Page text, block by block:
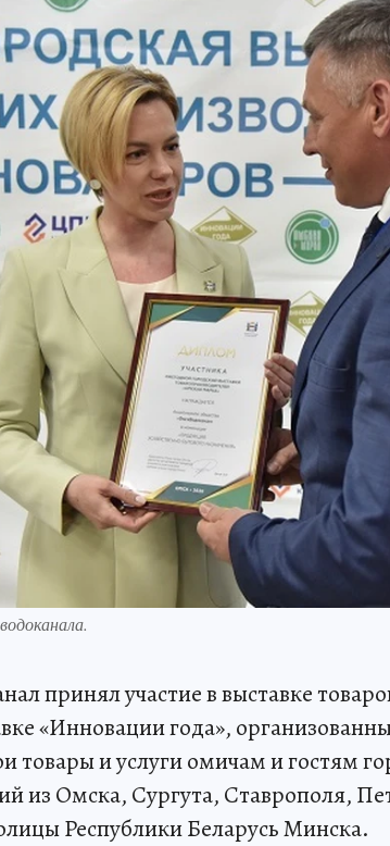
принял участие в выставке
«Инновации года»,
товары и услуги омичам и гостям
из Омска, Сургута, Ставрополя,
Республики Беларусь Минска.